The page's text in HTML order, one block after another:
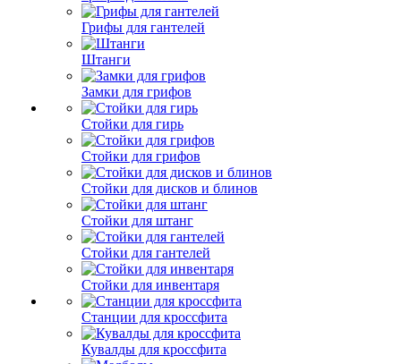
Грифы для гантелей
Штанги
Замки для грифов
Стойки для гирь
Стойки для грифов
Стойки для дисков и блинов
Стойки для штанг
Стойки для гантелей
Стойки для инвентаря
Станции для кроссфита
Кувалды для кроссфита